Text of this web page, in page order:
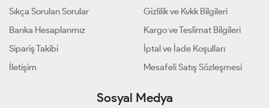
Sıkça Sorulan Sorular
Banka Hesaplarımız
Sipariş Takibi
İletişim
Gizlilik ve Kvkk Bilgileri
Kargo ve Teslimat Bilgileri
İptal ve İade Koşulları
Mesafeli Satış Sözleşmesi
Sosyal Medya